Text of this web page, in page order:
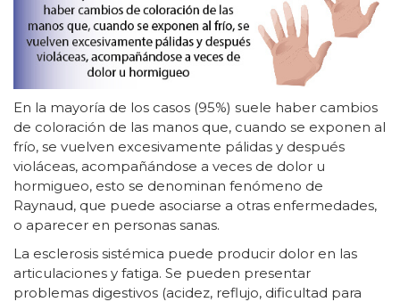
En la mayoría de los casos (95%) suele haber cambios
de coloración de las manos que, cuando se exponen al
frío, se vuelven excesivamente pálidas y después
violáceas, acompañándose a veces de dolor u
hormigueo, esto se denominan fenómeno de
Raynaud, que puede asociarse a otras enfermedades,
o aparecer en personas sanas.
La esclerosis sistémica puede producir dolor en las
articulaciones y fatiga. Se pueden presentar
problemas digestivos (acidez, reflujo, dificultad para